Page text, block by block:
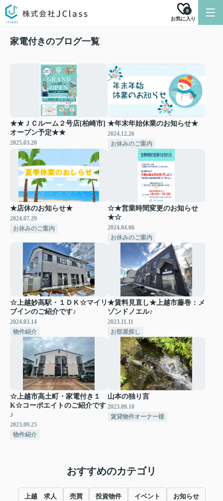
お気に入り
0
家電付きのブログ一覧
★★ＪＣルーム２号店[柏崎市]
オープン予定★★
2025.03.20
★年末年始休業のお知らせ★
2024.12.26
お休みのご案内
★店休のお知らせ★
2024.07.29
お休みのご案内
☆★営業時間変更のお知らせ
★☆
2024.04.06
お休みのご案内
☆上越妙高駅・１ＤＫ☆マイリ
ブインのご紹介です♪
2024.03.14
物件紹介
★賃料見直し★上越市藤巻：メ
ゾンドノエル♪
2023.11.11
お部屋探し
☆上越市高土町・家電付き１
K☆コーポエイトのご紹介です
♪
2023.09.25
物件紹介
山本の独り言
2023.09.10
賃貸物件オーナー様
おすすめのカテゴリ
上越 求人 売買 投資物件 イベント お知らせ